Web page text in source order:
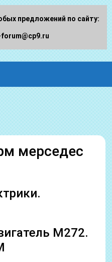
мерседес
M272.
предложений по сайту: